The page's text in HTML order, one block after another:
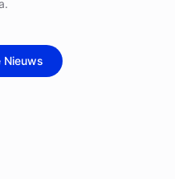
Nieuws